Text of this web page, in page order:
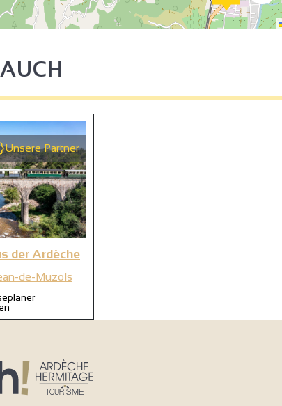
9
Unsere Partner
der Ardèche
de-Muzols